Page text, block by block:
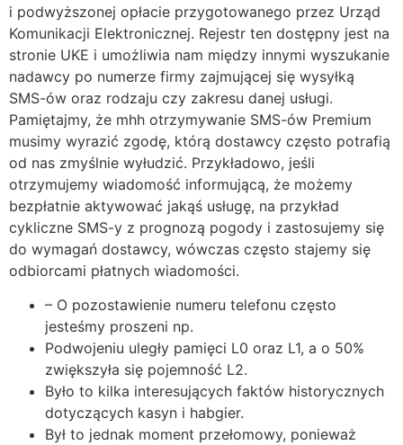
i podwyższonej opłacie przygotowanego przez Urząd
Komunikacji Elektronicznej. Rejestr ten dostępny jest na
stronie UKE i umożliwia nam między innymi wyszukanie
nadawcy po numerze firmy zajmującej się wysyłką
SMS-ów oraz rodzaju czy zakresu danej usługi.
Pamiętajmy, że mhh otrzymywanie SMS-ów Premium
musimy wyrazić zgodę, którą dostawcy często potrafią
od nas zmyślnie wyłudzić. Przykładowo, jeśli
otrzymujemy wiadomość informującą, że możemy
bezpłatnie aktywować jakąś usługę, na przykład
cykliczne SMS-y z prognozą pogody i zastosujemy się
do wymagań dostawcy, wówczas często stajemy się
odbiorcami płatnych wiadomości.
– O pozostawienie numeru telefonu często
jesteśmy proszeni np.
Podwojeniu uległy pamięci L0 oraz L1, a o 50%
zwiększyła się pojemność L2.
Było to kilka interesujących faktów historycznych
dotyczących kasyn i habgier.
Był to jednak moment przełomowy, ponieważ